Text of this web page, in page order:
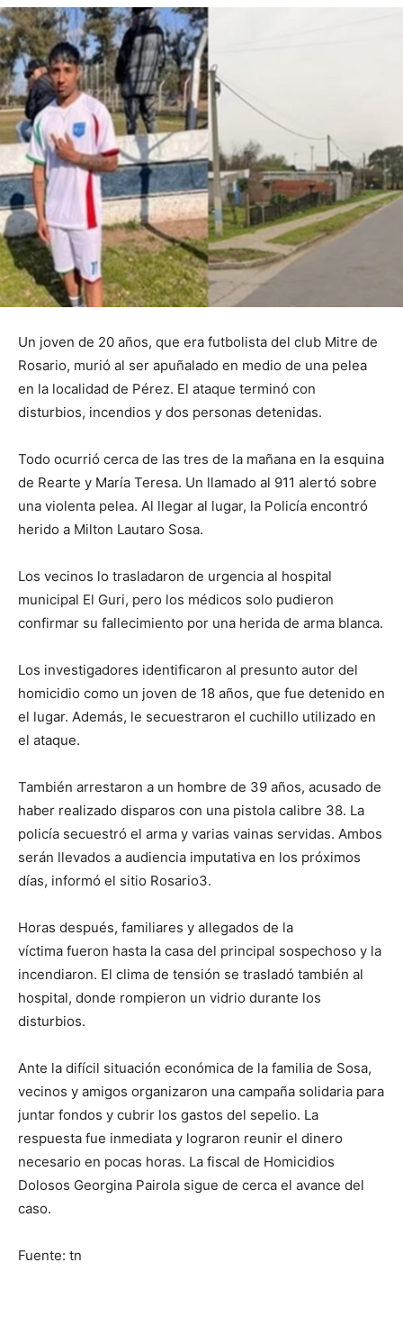
Un joven de 20 años, que era futbolista del club Mitre de
Rosario, murió al ser apuñalado en medio de una pelea
en la localidad de Pérez. El ataque terminó con
disturbios, incendios y dos personas detenidas.
Todo ocurrió cerca de las tres de la mañana en la esquina
de Rearte y María Teresa. Un llamado al 911 alertó sobre
una violenta pelea. Al llegar al lugar, la Policía encontró
herido a Milton Lautaro Sosa.
Los vecinos lo trasladaron de urgencia al hospital
municipal El Guri, pero los médicos solo pudieron
confirmar su fallecimiento por una herida de arma blanca.
Los investigadores identificaron al presunto autor del
homicidio como un joven de 18 años, que fue detenido en
el lugar. Además, le secuestraron el cuchillo utilizado en
el ataque.
También arrestaron a un hombre de 39 años, acusado de
haber realizado disparos con una pistola calibre 38. La
policía secuestró el arma y varias vainas servidas. Ambos
serán llevados a audiencia imputativa en los próximos
días, informó el sitio Rosario3.
Horas después, familiares y allegados de la
víctima fueron hasta la casa del principal sospechoso y la
incendiaron. El clima de tensión se trasladó también al
hospital, donde rompieron un vidrio durante los
disturbios.
Ante la difícil situación económica de la familia de Sosa,
vecinos y amigos organizaron una campaña solidaria para
juntar fondos y cubrir los gastos del sepelio. La
respuesta fue inmediata y lograron reunir el dinero
necesario en pocas horas. La fiscal de Homicidios
Dolosos Georgina Pairola sigue de cerca el avance del
caso.
Fuente: tn